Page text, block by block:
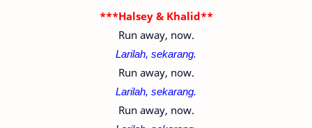
***Halsey & Khalid**
Run away, now.
Larilah, sekarang.
Run away, now.
Larilah, sekarang.
Run away, now.